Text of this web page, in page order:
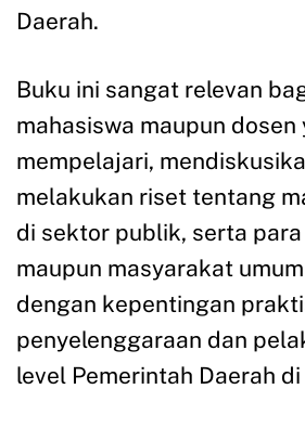
Daerah.
Buku ini sangat relevan
mahasiswa maupun dosen
mempelajari,
melakukan riset tentang
di sektor publik, serta
maupun masyarakat
dengan kepentingan
penyelenggaraan dan
level Pemerintah Daerah